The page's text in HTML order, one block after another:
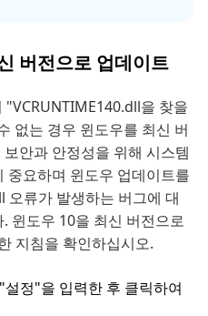
버전으로 업데이트
을 찾을
없는 경우 윈도우를 최신 버
안과 안정성을 위해 시스템
중요하며 윈도우 업데이트를
오류가 발생하는 버그에 대
윈도우 10을 최신 버전으로
지침을 확인하십시오.
정"을 입력한 후 클릭하여